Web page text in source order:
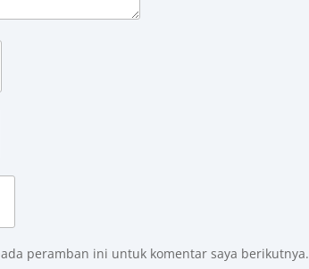
peramban ini untuk komentar saya berikutnya.